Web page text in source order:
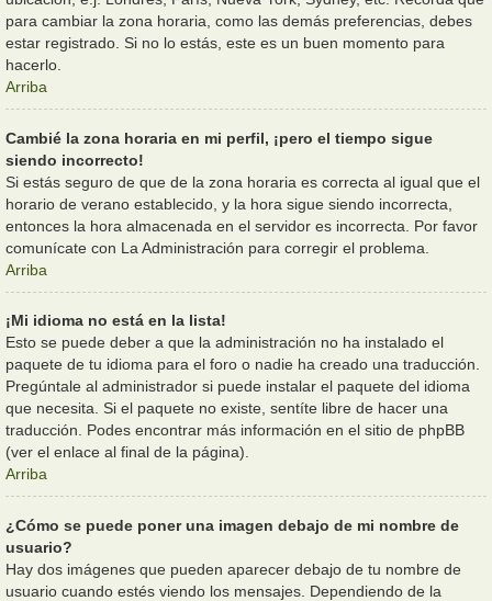
para cambiar la zona horaria, como las demás preferencias, debes
estar registrado. Si no lo estás, este es un buen momento para
hacerlo.
Arriba
Cambié la zona horaria en mi perfil, ¡pero el tiempo sigue
siendo incorrecto!
Si estás seguro de que de la zona horaria es correcta al igual que el
horario de verano establecido, y la hora sigue siendo incorrecta,
entonces la hora almacenada en el servidor es incorrecta. Por favor
comunícate con La Administración para corregir el problema.
Arriba
¡Mi idioma no está en la lista!
Esto se puede deber a que la administración no ha instalado el
paquete de tu idioma para el foro o nadie ha creado una traducción.
Pregúntale al administrador si puede instalar el paquete del idioma
que necesita. Si el paquete no existe, sentíte libre de hacer una
traducción. Podes encontrar más información en el sitio de phpBB
(ver el enlace al final de la página).
Arriba
¿Cómo se puede poner una imagen debajo de mi nombre de
usuario?
Hay dos imágenes que pueden aparecer debajo de tu nombre de
usuario cuando estés viendo los mensajes. Dependiendo de la